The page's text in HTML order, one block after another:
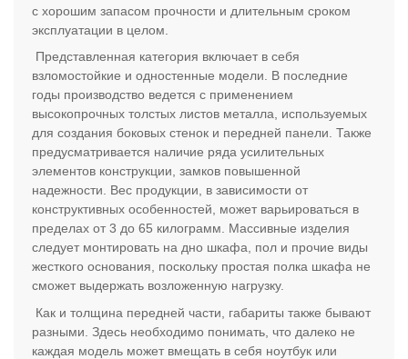
с хорошим запасом прочности и длительным сроком
эксплуатации в целом.
Представленная категория включает в себя
взломостойкие и одностенные модели. В последние
годы производство ведется с применением
высокопрочных толстых листов металла, используемых
для создания боковых стенок и передней панели. Также
предусматривается наличие ряда усилительных
элементов конструкции, замков повышенной
надежности. Вес продукции, в зависимости от
конструктивных особенностей, может варьироваться в
пределах от 3 до 65 килограмм. Массивные изделия
следует монтировать на дно шкафа, пол и прочие виды
жесткого основания, поскольку простая полка шкафа не
сможет выдержать возложенную нагрузку.
Как и толщина передней части, габариты также бывают
разными. Здесь необходимо понимать, что далеко не
каждая модель может вмещать в себя ноутбук или